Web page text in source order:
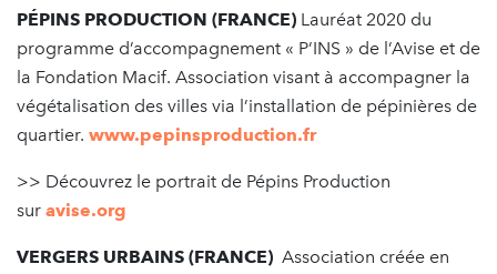
PÉPINS PRODUCTION (FRANCE) Lauréat 2020 du
programme d’accompagnement « P’INS » de l’Avise et de
la Fondation Macif. Association visant à accompagner la
végétalisation des villes via l’installation de pépinières de
quartier. www.pepinsproduction.fr
>> Découvrez le portrait de Pépins Production
sur avise.org
VERGERS URBAINS (FRANCE) Association créée en